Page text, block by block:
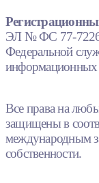
ЭЛ № ФС 77-
Федеральной
информационных
Все права на
защищены в
международным
собственности.